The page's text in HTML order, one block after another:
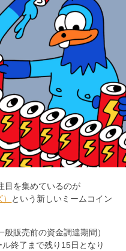
目を集めているのが
という 新しいミームコイン
販売前の資金調達期間）
終了まで残り15日となり